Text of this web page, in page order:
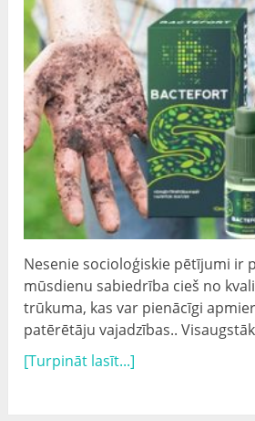
Nesenie socioloģiskie pētījumi ir
mūsdienu sabiedrība cieš no
trūkuma, kas var pienācīgi
patērētāju vajadzības..
[Turpināt lasīt...]